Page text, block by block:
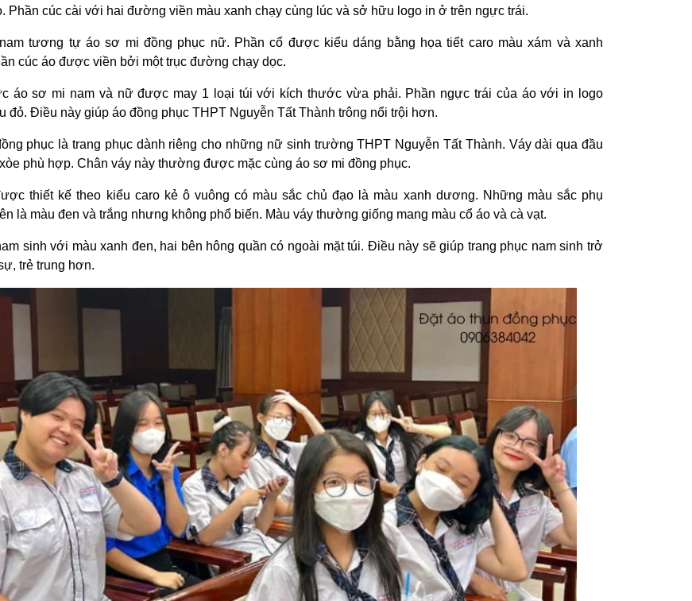
Phần cúc cài với hai đường viền màu xanh chạy cùng lúc và sở hữu logo in ở trên ngực trái.
tương tự áo sơ mi đồng phục nữ. Phần cổ được kiểu dáng bằng họa tiết caro màu xám và xanh
cúc áo được viền bởi một trục đường chạy dọc.
áo sơ mi nam và nữ được may 1 loại túi với kích thước vừa phải. Phần ngực trái của áo với in logo
đỏ. Điều này giúp áo đồng phục THPT Nguyễn Tất Thành trông nổi trội hơn.
phục là trang phục dành riêng cho những nữ sinh trường THPT Nguyễn Tất Thành. Váy dài qua đầu
phù hợp. Chân váy này thường được mặc cùng áo sơ mi đồng phục.
thiết kế theo kiểu caro kẻ ô vuông có màu sắc chủ đạo là màu xanh dương. Những màu sắc phụ
là màu đen và trắng nhưng không phổ biến. Màu váy thường giống mang màu cổ áo và cà vạt.
sinh với màu xanh đen, hai bên hông quần có ngoài mặt túi. Điều này sẽ giúp trang phục nam sinh trở
trẻ trung hơn.